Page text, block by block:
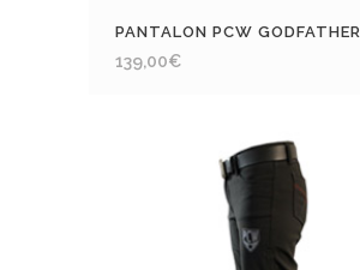
PANTALON PCW GODFATHER
139,00€